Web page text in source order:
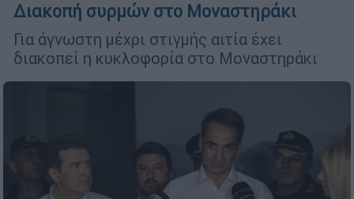
Διακοπή συρμών στο Μοναστηράκι
Για άγνωστη μέχρι στιγμής αιτία έχει
διακοπεί η κυκλοφορία στο Μοναστηράκι